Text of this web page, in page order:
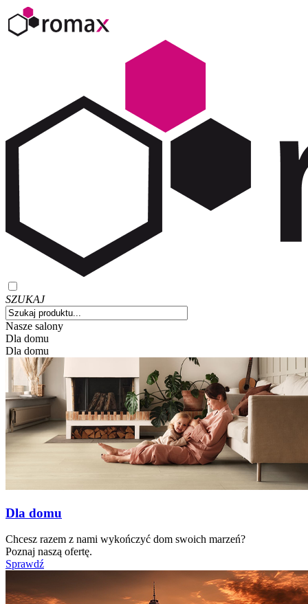
SZUKAJ
Nasze salony
Dla domu
Dla domu
Dla domu
Chcesz razem z nami wykończyć dom swoich marzeń?
Poznaj naszą ofertę.
Sprawdź